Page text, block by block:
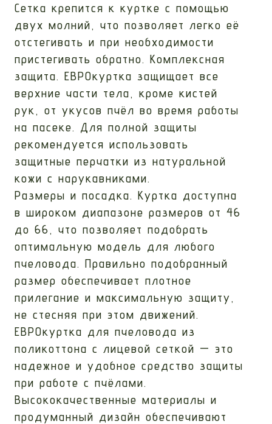
Сетка крепится к куртке с помощью
двух молний, что позволяет легко её
отстегивать и при необходимости
пристегивать обратно. Комплексная
защита. ЕВРОкуртка защищает все
верхние части тела, кроме кистей
рук, от укусов пчёл во время работы
на пасеке. Для полной защиты
рекомендуется использовать
защитные перчатки из натуральной
кожи с нарукавниками.
Размеры и посадка. Куртка доступна
в широком диапазоне размеров от 46
до 66, что позволяет подобрать
оптимальную модель для любого
пчеловода. Правильно подобранный
размер обеспечивает плотное
прилегание и максимальную защиту,
не стесняя при этом движений.
ЕВРОкуртка для пчеловода из
поликоттона с лицевой сеткой — это
надежное и удобное средство защиты
при работе с пчёлами.
Высококачественные материалы и
продуманный дизайн обеспечивают